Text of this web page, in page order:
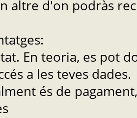
altre d'on podràs
En teoria, es pot
a les teves dades.
és de